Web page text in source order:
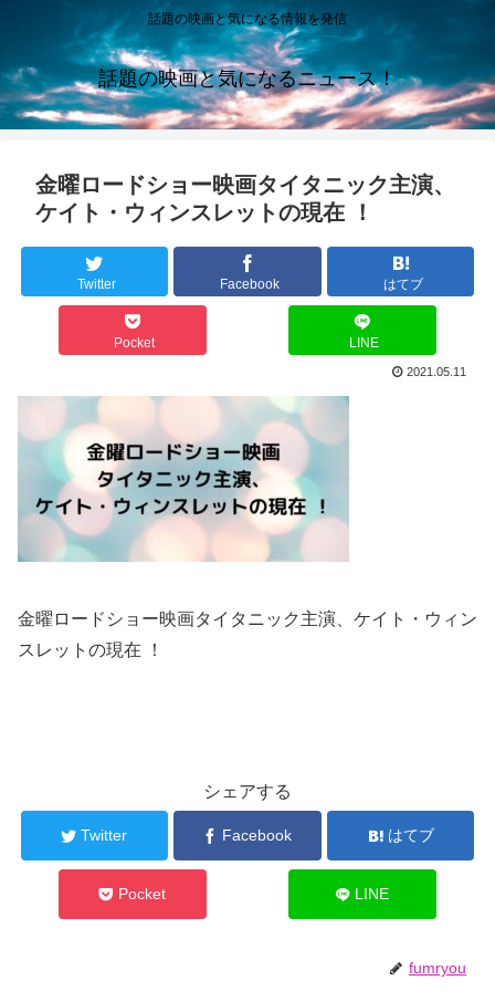
話題の映画と気になる情報を発信
話題の映画と気になるニュース！
金曜ロードショー映画タイタニック主演、
ケイト・ウィンスレットの現在 ！
Twitter Facebook はてブ
Pocket LINE
2021.05.11
金曜ロードショー映画タイタニック主演、ケイト・ウィン
スレットの現在 ！
シェアする
Twitter Facebook はてブ
Pocket LINE
fumryou